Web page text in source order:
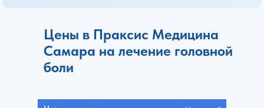
Цены в Праксис Медицина
Самара на лечение головной
боли